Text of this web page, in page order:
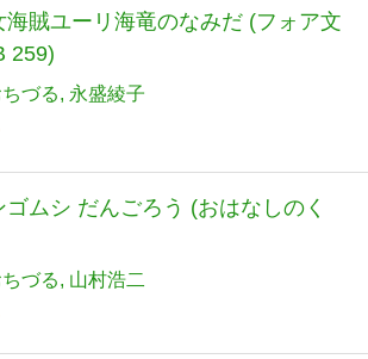
海賊ユーリ海竜のなみだ (フォア文
259)
づる 永盛綾子
ゴムシ だんごろう (おはなしのく
づる 山村浩二